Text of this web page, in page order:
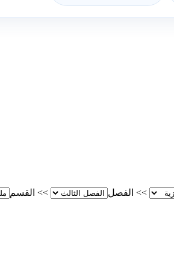
>> الفصل >> القسم